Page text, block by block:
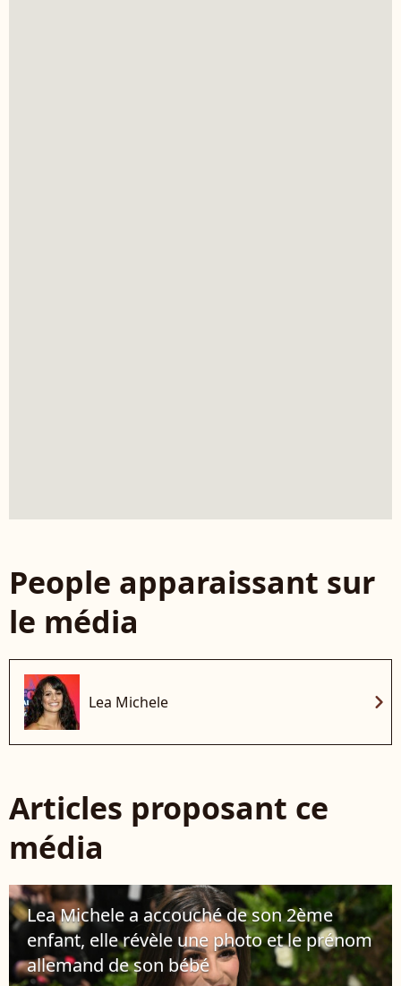
People apparaissant sur
le média
Lea Michele chevron_right
Articles proposant ce
média
Lea Michele a accouché de son 2ème
enfant, elle révèle une photo et le prénom
allemand de son bébé